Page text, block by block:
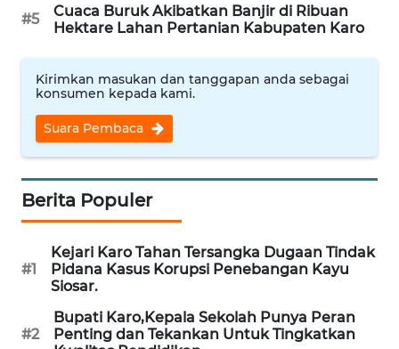
#5
Cuaca Buruk Akibatkan Banjir di Ribuan
Hektare Lahan Pertanian Kabupaten Karo
Kirimkan masukan dan tanggapan anda sebagai
konsumen kepada kami.
Suara Pembaca
Berita Populer
#1
Kejari Karo Tahan Tersangka Dugaan Tindak
Pidana Kasus Korupsi Penebangan Kayu
Siosar.
#2
Bupati Karo,Kepala Sekolah Punya Peran
Penting dan Tekankan Untuk Tingkatkan
LAPAK
Wahana
Network
KONSUMEN
LISTRIK
MASYARAKAT
KELISTRIKAN
WALINKI
ID